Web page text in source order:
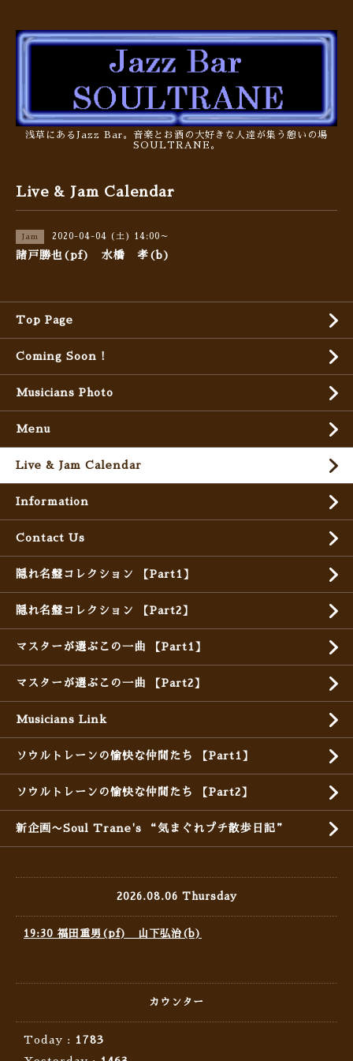
浅草にあるJazz Bar。音楽とお酒の大好きな人達が集う憩いの場
SOULTRANE。
Live & Jam Calendar
Jam 2020-04-04 (土) 14:00～
諸戸勝也(pf) 水橋 孝(b)
Top Page
Coming Soon !
Musicians Photo
Menu
Live & Jam Calendar
Information
Contact Us
隠れ名盤コレクション 【Part1】
隠れ名盤コレクション 【Part2】
マスターが選ぶこの一曲 【Part1】
マスターが選ぶこの一曲 【Part2】
Musicians Link
ソウルトレーンの愉快な仲間たち 【Part1】
ソウルトレーンの愉快な仲間たち 【Part2】
新企画〜Soul Trane's “気まぐれプチ散歩日記”
2026.08.06 Thursday
19:30 福田重男(pf) 山下弘治(b)
カウンター
Today :
1783